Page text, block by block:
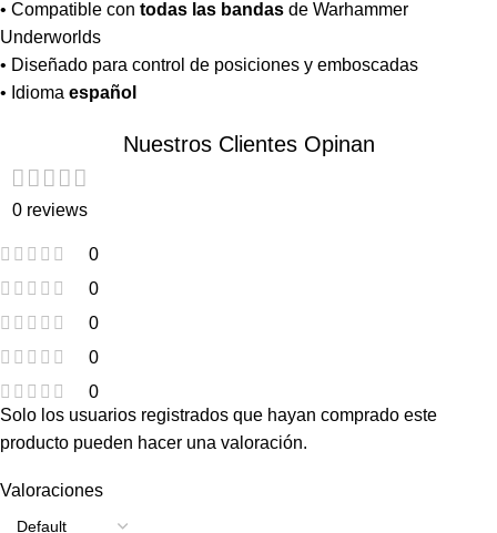
• Compatible con todas las bandas de Warhammer
Underworlds
• Diseñado para control de posiciones y emboscadas
• Idioma español
Nuestros Clientes Opinan
0 reviews
0
0
0
0
0
Valoraciones
Solo los usuarios registrados que hayan comprado este
producto pueden hacer una valoración.